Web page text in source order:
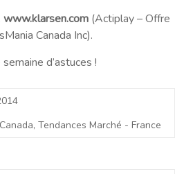
www.klarsen.com (Actiplay – Offre
Canada Inc).
d’astuces !
,Tendances Marché - France